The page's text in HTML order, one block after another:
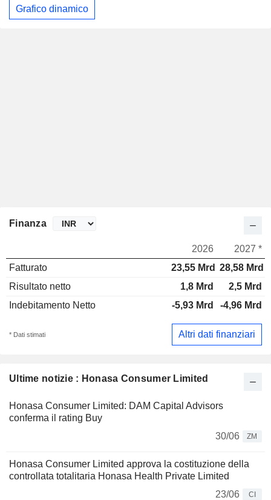
Grafico dinamico
Ultime notizie : Honasa Consumer Limited
Honasa Consumer Limited: DAM Capital Advisors
conferma il rating Buy
30/06
ZM
Honasa Consumer Limited approva la costituzione della
controllata totalitaria Honasa Health Private Limited
23/06
CI
Finanza
2026
2027 *
Fatturato
23,55 Mrd 28,58 Mrd
Risultato netto
1,8 Mrd
2,5 Mrd
Indebitamento Netto
-5,93 Mrd -4,96 Mrd
* Dati stimati Altri dati finanziari